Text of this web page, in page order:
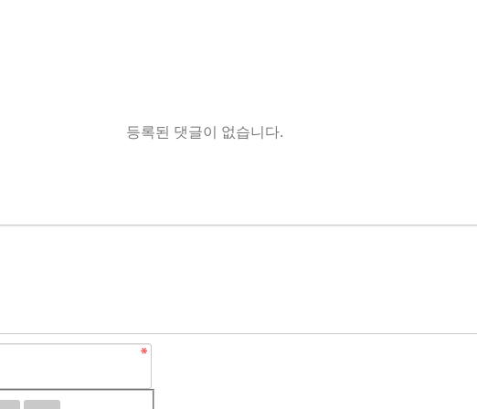
등록된 댓글이 없습니다.